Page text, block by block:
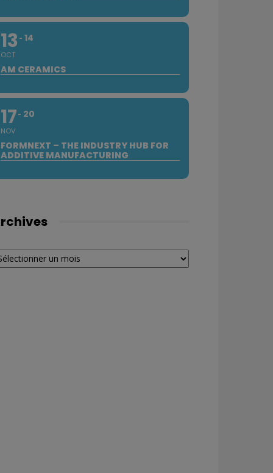
13
OCT
14
AM CERAMICS
17
NOV
20
FORMNEXT – THE INDUSTRY HUB FOR
ADDITIVE MANUFACTURING